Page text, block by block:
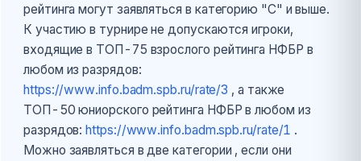
рейтинга могут заявляться в категорию "С" и выше.
К участию в турнире не допускаются игроки,
входящие в TOП-75 взрослого рейтинга НФБР в
любом из разрядов:
https://www.info.badm.spb.ru/rate/3 , а также
ТОП-50 юниорского рейтинга НФБР в любом из
разрядов:https://www.info.badm.spb.ru/rate/1 .
Можно заявляться в две категории , если они